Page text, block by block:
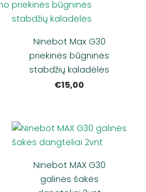
Ninebot Max G30
priekinės būgninės
stabdžių kaladėlės
€15,00
Ninebot MAX G30
galinės šakės